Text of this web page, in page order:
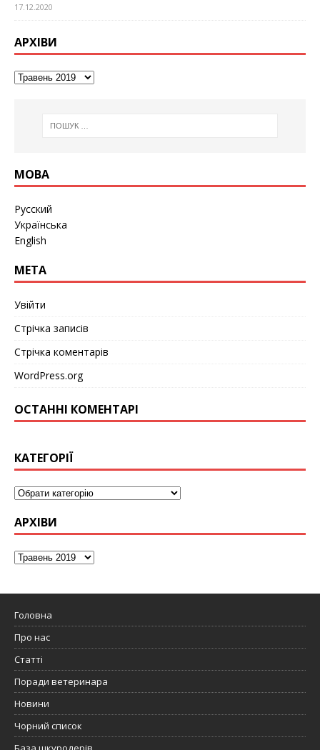
17.12.2020
АРХІВИ
МОВА
Русский
Українська
English
МЕТА
Увійти
Стрічка записів
Стрічка коментарів
WordPress.org
ОСТАННІ КОМЕНТАРІ
КАТЕГОРІЇ
АРХІВИ
Головна
Про нас
Статті
Поради ветеринара
Новини
Чорний список